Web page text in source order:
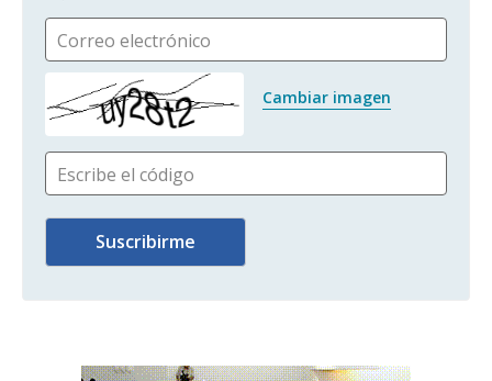
Correo electrónico
Cambiar imagen
Escribe el código